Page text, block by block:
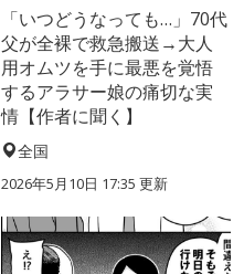
「いつどうなっても…」70代
父が全裸で救急搬送→大人
用オムツを手に最悪を覚悟
するアラサー娘の痛切な実
情【作者に聞く】
全国
2026年5月10日 17:35 更新